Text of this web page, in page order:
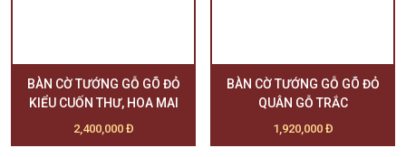
BÀN CỜ TƯỚNG GỖ GÕ ĐỎ
KIỂU CUỐN THƯ, HOA MAI
2,400,000 Đ
BÀN CỜ TƯỚNG GỖ GÕ ĐỎ
QUÂN GỖ TRẮC
1,920,000 Đ